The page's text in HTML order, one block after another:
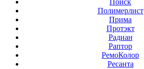
Поиск
Полимерлист
Прима
Протэкт
Радиан
Раптор
РемоКолор
Ресанта